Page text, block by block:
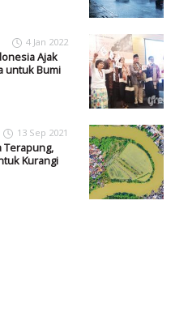
4 Jan 2022
Ajak
untuk Bumi
13 Sep 2021
Terapung,
Kurangi